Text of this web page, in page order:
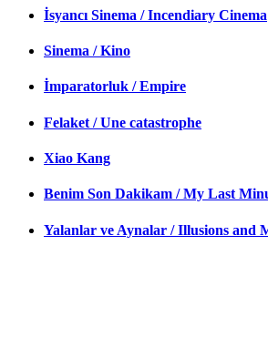
İsyancı Sinema / Incendiary Cinema
Sinema / Kino
İmparatorluk / Empire
Felaket / Une catastrophe
Xiao Kang
Benim Son Dakikam / My Last
Yalanlar ve Aynalar / Illusions and